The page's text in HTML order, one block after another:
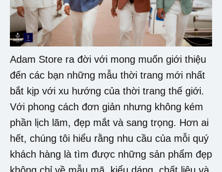
Adam Store ra đời với mong muốn giới thiệu
đến các bạn những mẫu thời trang mới nhất
bắt kịp với xu hướng của thời trang thế giới.
Với phong cách đơn giản nhưng không kém
phần lịch lãm, đẹp mắt và sang trọng. Hơn ai
hết, chúng tôi hiểu rằng nhu cầu của mỗi quý
khách hàng là tìm được những sản phẩm đẹp